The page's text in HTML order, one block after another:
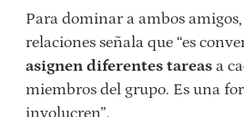
Para dominar a ambos
relaciones señala que “es
asignen diferentes tareas a
miembros del grupo. Es una